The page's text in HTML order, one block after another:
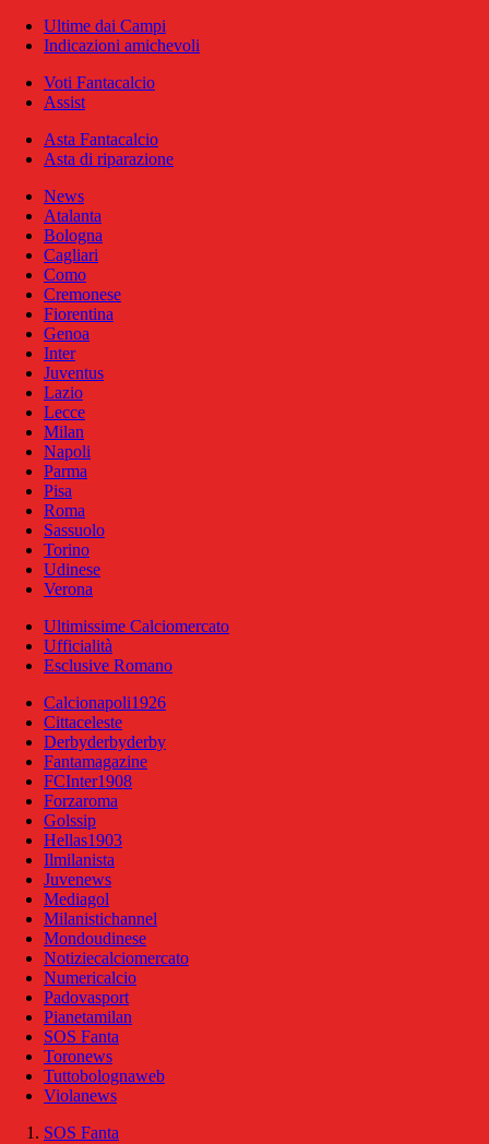
Ultime dai Campi
Indicazioni amichevoli
Voti Fantacalcio
Assist
Asta Fantacalcio
Asta di riparazione
News
Atalanta
Bologna
Cagliari
Como
Cremonese
Fiorentina
Genoa
Inter
Juventus
Lazio
Lecce
Milan
Napoli
Parma
Pisa
Roma
Sassuolo
Torino
Udinese
Verona
Ultimissime Calciomercato
Ufficialità
Esclusive Romano
Calcionapoli1926
Cittaceleste
Derbyderbyderby
Fantamagazine
FCInter1908
Forzaroma
Golssip
Hellas1903
Ilmilanista
Juvenews
Mediagol
Milanistichannel
Mondoudinese
Notiziecalciomercato
Numericalcio
Padovasport
Pianetamilan
SOS Fanta
Toronews
Tuttobolognaweb
Violanews
SOS Fanta